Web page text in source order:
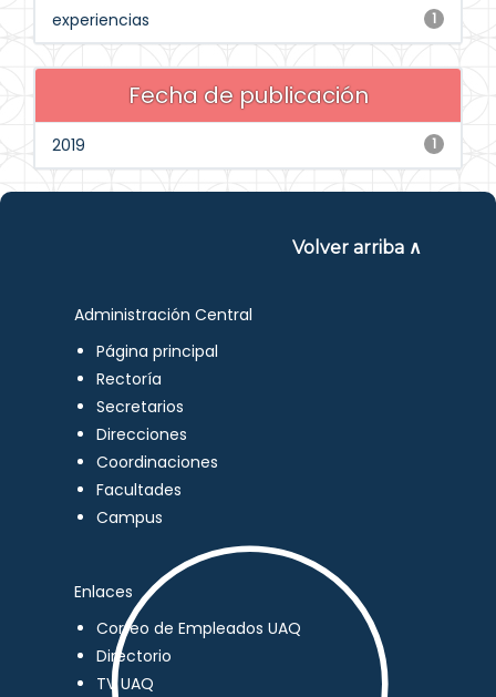
1
experiencias
Fecha de publicación
1
2019
Volver arriba ∧
Administración Central
Página principal
Rectoría
Secretarios
Direcciones
Coordinaciones
Facultades
Campus
Enlaces
Correo de Empleados UAQ
Directorio
TV UAQ